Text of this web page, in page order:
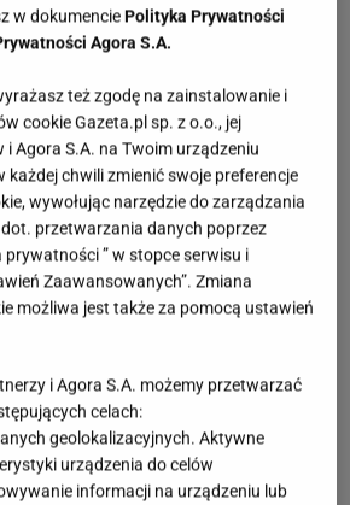
w dokumenciePolityka Prywatności
Agora S.A.
też zgodę na zainstalowanie i
cookie Gazeta.pl sp. z o.o., jej
Agora S.A. na Twoim urządzeniu
każdej chwili zmienić swoje preferencje
wywołując narzędzie do zarządzania
przetwarzania danych poprzez
prywatności ” w stopce serwisu i
Zaawansowanych”. Zmiana
możliwa jest także za pomocą ustawień
i Agora S.A. możemy przetwarzać
celach:
geolokalizacyjnych. Aktywne
urządzenia do celów
informacji na urządzeniu lub